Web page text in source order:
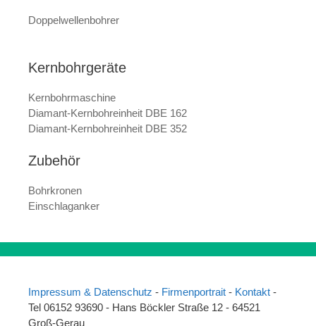
Doppelwellenbohrer
Kernbohrgeräte
Kernbohrmaschine
Diamant-Kernbohreinheit DBE 162
Diamant-Kernbohreinheit DBE 352
Zubehör
Bohrkronen
Einschlaganker
Impressum & Datenschutz - Firmenportrait - Kontakt -
Tel 06152 93690 - Hans Böckler Straße 12 - 64521
Groß-Gerau